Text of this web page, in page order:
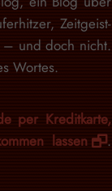
Zeitgeist-
– und doch nicht.
Wortes.
per Kreditkarte,
lassen
.